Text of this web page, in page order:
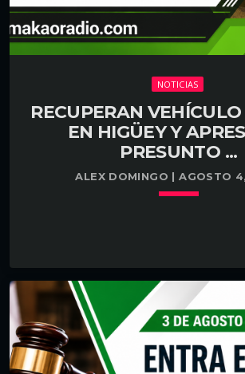
NOTICIAS
RECUPERAN
EN HIGÜEY Y
PRESUNTO ...
ALEX DOMINGO | AGOSTO
Higüey, La Altagracia. Agentes de la
recuperaron un vehículo que había
LEER MÁSarrow_forward